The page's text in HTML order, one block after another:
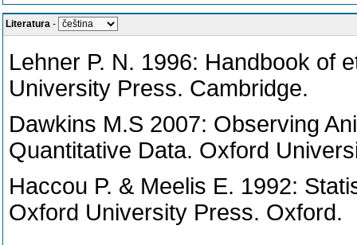
Literatura -
Lehner P. N. 1996: Handbook of
University Press. Cambridge.
Dawkins M.S 2007: Observing
Quantitative Data. Oxford
Haccou P. & Meelis E. 1992:
Oxford University Press. Oxford.